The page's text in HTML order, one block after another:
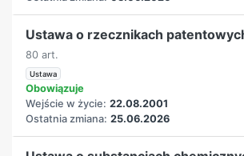
Ustawa o rzecznikach
80 art.
Ustawa
Obowiązuje
Wejście w życie: 22.08.2001
Ostatnia zmiana: 25.06.2026